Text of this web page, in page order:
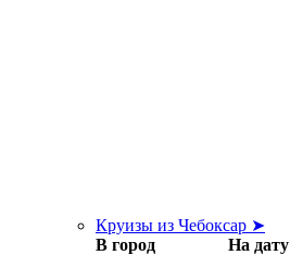
Круизы из Чебоксар ➤
В город
На дату